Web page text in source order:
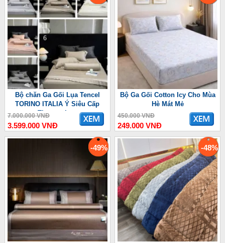
Bộ chăn Ga Gối Lụa Tencel
TORINO ITALIA Ý Siêu Cấp
Thượng Lưu
7.000.000 VNĐ
3.599.000 VNĐ
Bộ Ga Gối Cotton Icy Cho Mùa
Hè Mát Mẻ
450.000 VNĐ
249.000 VNĐ
-49% -48%